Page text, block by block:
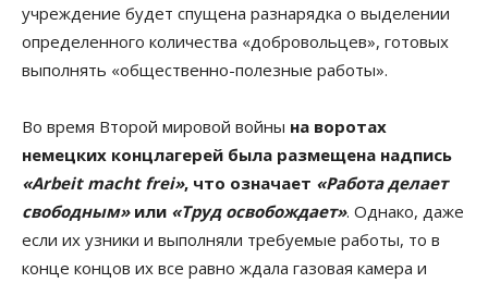
учреждение будет спущена разнарядка о выделении
определенного количества «добровольцев», готовых
выполнять «общественно-полезные работы».
Во время Второй мировой войны на воротах
немецких концлагерей была размещена надпись
«Arbeit macht frei», что означает «Работа делает
свободным» или «Труд освобождает». Однако, даже
если их узники и выполняли требуемые работы, то в
конце концов их все равно ждала газовая камера и